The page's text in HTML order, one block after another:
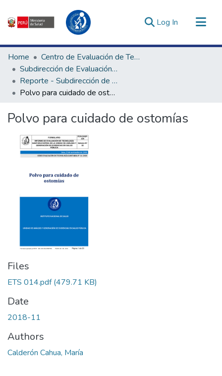
Log In (current)
Communities & Collections
All of DSpace
Statistics
Estadísticas Externas
Enlaces de interés ▾
Home
Centro de Evaluación de Tecnologías en Salud
Subdirección de Evaluación de Tecnologías Sanitarias
Reporte - Subdirección de Evaluación de Tecnologías Sanitarias
Polvo para cuidado de ostomías
Polvo para cuidado de ostomías
Files
ETS 014.pdf(479.71 KB)
Date
2018-11
Authors
Calderón Cahua, María